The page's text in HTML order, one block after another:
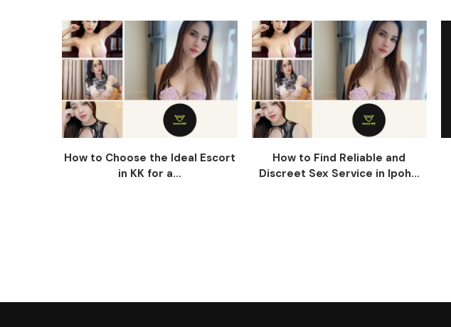
How to Choose the Ideal Escort
in KK for a...
How to Find Reliable and
Discreet Sex Service in Ipoh...